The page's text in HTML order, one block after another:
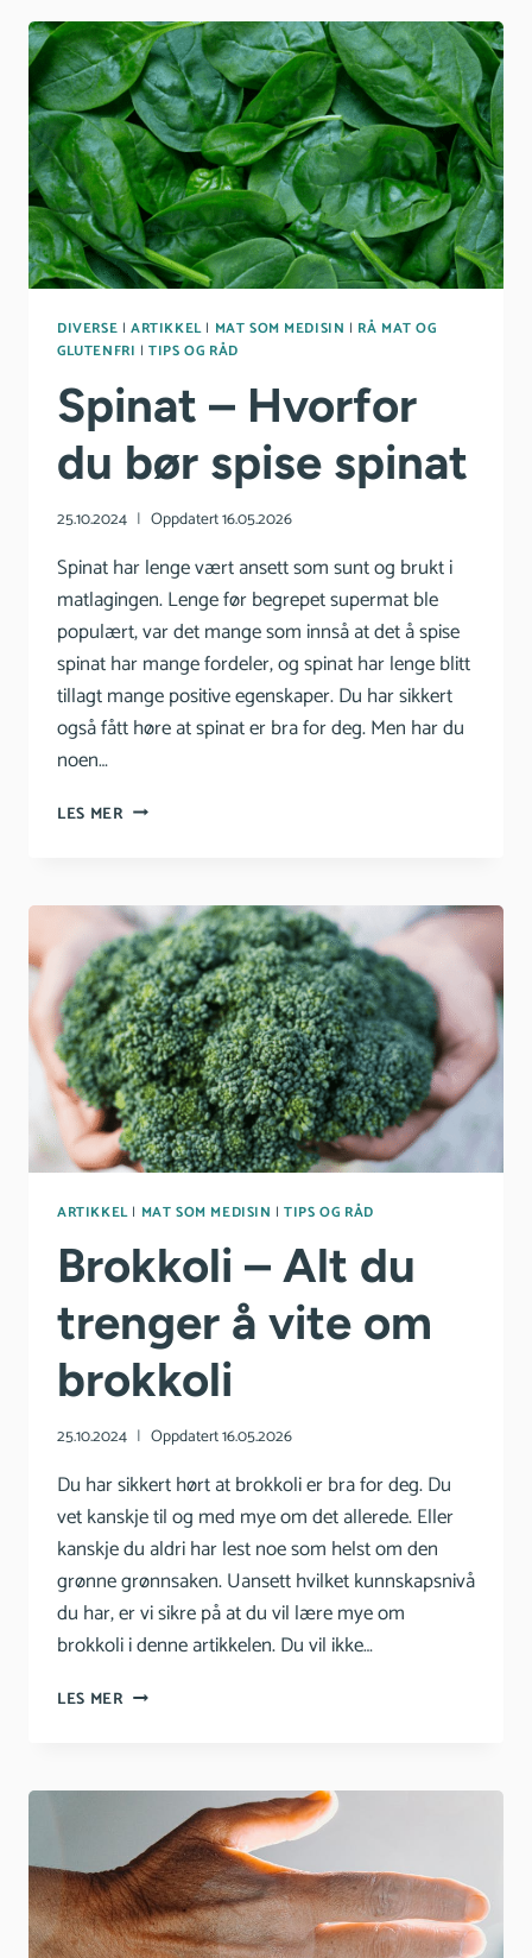
VITE
OM
KOFFEIN
DIVERSE | ARTIKKEL| MAT SOM MEDISIN | RÅ MAT OG
GLUTENFRI |TIPS OG RÅD
Spinat – Hvorfor
du bør spise spinat
25.10.2024 Oppdatert16.05.2026
Spinat har lenge vært ansett som sunt og brukt i
matlagingen. Lenge før begrepet supermat ble
populært, var det mange som innså at det å spise
spinat har mange fordeler, og spinat har lenge blitt
tillagt mange positive egenskaper. Du har sikkert
også fått høre at spinat er bra for deg. Men har du
noen…
LES MER SPINAT
BØR
SPISE
SPINAT
ARTIKKEL| MAT SOM MEDISIN |TIPS OG RÅD
Brokkoli – Alt du
trenger å vite om
brokkoli
25.10.2024 Oppdatert16.05.2026
Du har sikkert hørt at brokkoli er bra for deg. Du
vet kanskje til og med mye om det allerede. Eller
kanskje du aldri har lest noe som helst om den
grønne grønnsaken. Uansett hvilket kunnskapsnivå
du har, er vi sikre på at du vil lære mye om
brokkoli i denne artikkelen. Du vil ikke…
LES MER BROKKOLI
TRENGER
VITE
OM
BROKKOLI